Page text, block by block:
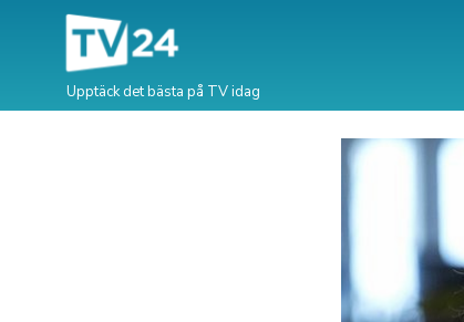
Upptäck det bästa på TV idag